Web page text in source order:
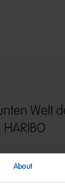
About
Welt
fruchtig-sauren
Johannisbeere,
e. V. mit dem so